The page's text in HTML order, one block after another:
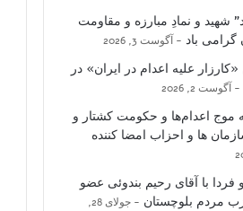
شهید و نمادِ مبارزه و مقاومت
گرامی باد
آگوست 3, 2026
علیه اعدام در ایران» در
آگوست 2, 2026
موج اعدام‌ها و حکومت کشتار و
ها و احزاب امضا کننده
فردا با آقای رحیم بندوئی عضو
مردم بلوچستان
جولای 28,